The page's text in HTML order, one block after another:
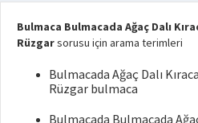
Bulmaca Bulmacada Ağaç Dalı
Rüzgarsorusu için arama terimleri
Bulmacada Ağaç Dalı
Rüzgar bulmaca
Bulmacada Bulmacada